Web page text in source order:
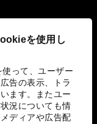
を使用し
って、ユーザー
告の表示、トラ
ます。またユー
況についても情
ディアや広告配